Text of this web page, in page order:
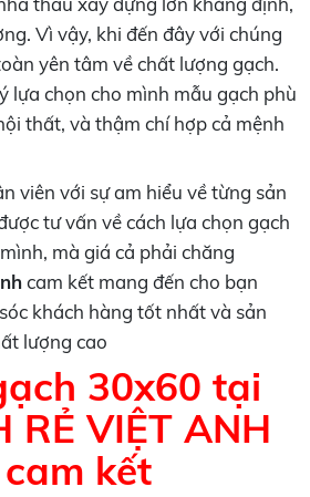
Vì vậy, khi đến đây với chúng
yên tâm về chất lượng gạch.
lựa chọn cho mình mẫu gạch phù
thất, và thậm chí hợp cả mệnh
viên với sự am hiểu về từng sản
tư vấn về cách lựa chọn gạch
mà giá cả phải chăng
cam kết mang đến cho bạn
khách hàng tốt nhất và sản
lượng cao
30x60 tại
RẺ VIỆT ANH
kết